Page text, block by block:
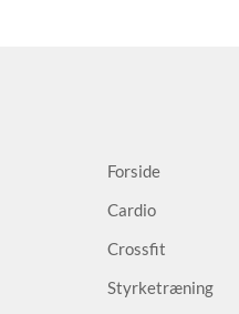
Forside
Cardio
Crossfit
Styrketræning